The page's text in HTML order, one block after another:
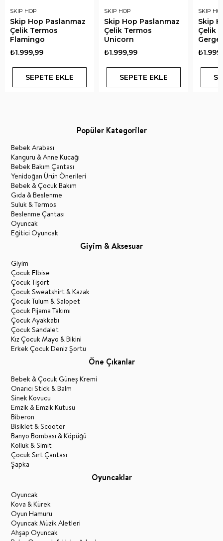
SKIP HOP
Skip Hop Paslanmaz
Çelik Termos
Flamingo
₺1.999,99
SEPETE EKLE
SKIP HOP
Skip Hop Paslanmaz
Çelik Termos
Unicorn
₺1.999,99
SEPETE EKLE
SKIP
Skip
Çelik
Popüler Kategoriler
Bebek Arabası
Kanguru & Anne Kucağı
Bebek Bakım Çantası
Yenidoğan Ürün Önerileri
Bebek & Çocuk Bakım
Gıda & Beslenme
Suluk & Termos
Beslenme Çantası
Oyuncak
Eğitici Oyuncak
Giyim & Aksesuar
Giyim
Çocuk Elbise
Çocuk Tişört
Çocuk Sweatshirt & Kazak
Çocuk Tulum & Salopet
Çocuk Pijama Takımı
Çocuk Ayakkabı
Çocuk Sandalet
Kız Çocuk Mayo & Bikini
Erkek Çocuk Deniz Şortu
Öne Çıkanlar
Bebek & Çocuk Güneş Kremi
Onarıcı Stick & Balm
Sinek Kovucu
Emzik & Emzik Kutusu
Biberon
Bisiklet & Scooter
Banyo Bombası & Köpüğü
Kolluk & Simit
Çocuk Sırt Çantası
Şapka
Oyuncaklar
Oyuncak
Kova & Kürek
Oyun Hamuru
Oyuncak Müzik Aletleri
Ahşap Oyuncak